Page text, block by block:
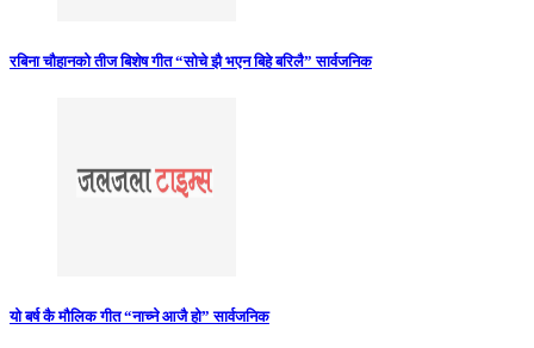
रबिना चौहानको तीज बिशेष गीत “सोचे झै भएन बिहे बरिलै” सार्वजनिक
यो बर्ष कै मौलिक गीत “नाच्ने आजै हो” सार्वजनिक